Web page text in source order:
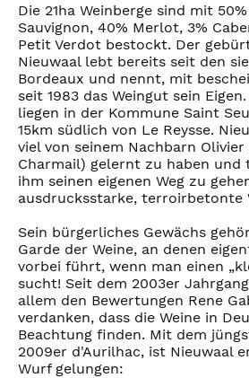
Die 21ha Weinberge sind mit
Sauvignon, 40% Merlot, 3%
Petit Verdot bestockt. Der
Nieuwaal lebt bereits seit den
Bordeaux und nennt, mit
seit 1983 das Weingut sein
liegen in der Kommune Saint
15km südlich von Le Reysse.
viel von seinem Nachbarn Olivier
Charmail) gelernt zu haben
ihm seinen eigenen Weg zu
ausdrucksstarke, terroirbetonte
Sein bürgerliches Gewächs
Garde der Weine, an denen
vorbei führt, wenn man einen
sucht! Seit dem 2003er
allem den Bewertungen Rene
verdanken, dass die Weine in
Beachtung finden. Mit dem
2009er d'Aurilhac, ist Nieuwaal
Wurf gelungen: